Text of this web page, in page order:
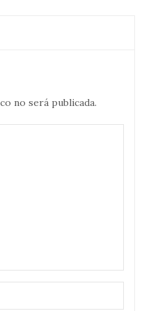
no será publicada.